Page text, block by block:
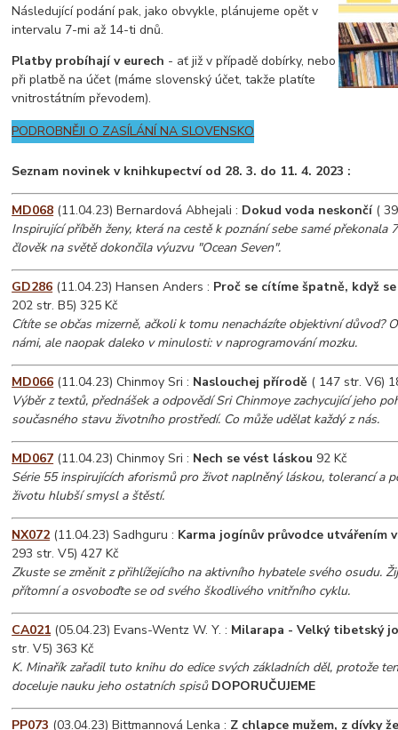
Následující podání pak, jako obvykle, plánujeme opět v
intervalu 7-mi až 14-ti dnů.
Platby probíhají v eurech - ať již v případě dobírky, nebo
při platbě na účet (máme slovenský účet, takže platíte
vnitrostátním převodem).
PODROBNĚJI O ZASÍLÁNÍ NA SLOVENSKO
Seznam novinek v knihkupectví od 28. 3. do 11. 4. 2023 :
MD068 (11.04.23) Bernardová Abhejali : Dokud voda neskončí(
Inspirující příběh ženy, která na cestě k poznání sebe samé překonala
člověk na světě dokončila výuzvu "Ocean Seven".
GD286 (11.04.23) Hansen Anders : Proč se cítíme špatně, když
202 str. B5) 325 Kč
Cítíte se občas mizerně, ačkoli k tomu nenacházíte objektivní důvod?
námi, ale naopak daleko v minulosti: v naprogramování mozku.
MD066 (11.04.23) Chinmoy Sri : Naslouchej přírodě ( 147 str. V6)
Výběr z textů, přednášek a odpovědí Sri Chinmoye zachycující jeho
současného stavu životního prostředí. Co může udělat každý z nás.
MD067 (11.04.23) Chinmoy Sri : Nech se vést láskou 92 Kč
Série 55 inspirujících aforismů pro život naplněný láskou, tolerancí a
životu hlubší smysl a štěstí.
NX072 (11.04.23) Sadhguru : Karma jogínův průvodce utvářením
293 str. V5) 427 Kč
Zkuste se změnit z přihlížejícího na aktivního hybatele svého osudu.
přítomní a osvoboďte se od svého škodlivého vnitřního cyklu.
CA021 (05.04.23) Evans-Wentz W. Y. : Milarapa - Velký tibetský
str. V5) 363 Kč
K. Minařík zařadil tuto knihu do edice svých základních děl, protože
doceluje nauku jeho ostatních spisů DOPORUČUJEME
PP073 (03.04.23) Bittmannová Lenka : Z chlapce mužem, z dívky